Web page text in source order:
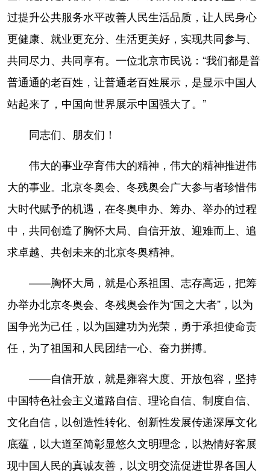
过提升公共服务水平改善人民生活品质，让人民身心
更健康、就业更充分、生活更美好，实现共同参与、
共同尽力、共同享有。一位北京市民说：“我们都是普
普通通的老百姓，让普通老百姓展示，是显示中国人
站起来了，中国向世界展示中国强大了。”
同志们、朋友们！
伟大的事业孕育伟大的精神，伟大的精神推进伟
大的事业。北京冬奥会、冬残奥会广大参与者珍惜伟
大时代赋予的机遇，在冬奥申办、筹办、举办的过程
中，共同创造了胸怀大局、自信开放、迎难而上、追
求卓越、共创未来的北京冬奥精神。
——胸怀大局，就是心系祖国、志存高远，把筹
办举办北京冬奥会、冬残奥会作为“国之大者”，以为
国争光为己任，以为国建功为光荣，勇于承担使命责
任，为了祖国和人民团结一心、奋力拼搏。
——自信开放，就是雍容大度、开放包容，坚持
中国特色社会主义道路自信、理论自信、制度自信、
文化自信，以创造性转化、创新性发展传递深厚文化
底蕴，以大道至简彰显悠久文明理念，以热情好客展
现中国人民的真诚友善，以文明交流促进世界各国人